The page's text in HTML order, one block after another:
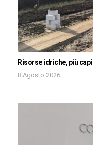
Risorse idriche, più
8 Agosto 2026